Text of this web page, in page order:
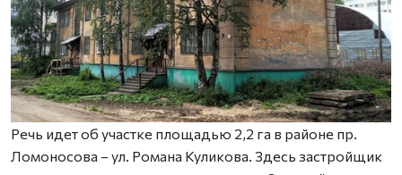
Речь идет об участке площадью 2,2 га в районе пр.
Ломоносова – ул. Романа Куликова. Здесь застройщик